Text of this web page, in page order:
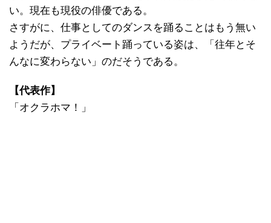
い。現在も現役の俳優である。
さすがに、仕事としてのダンスを踊ることはもう無い
ようだが、プライベート踊っている姿は、「往年とそ
んなに変わらない」のだそうである。
【代表作】
「オクラホマ！」